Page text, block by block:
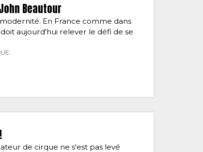
Beautour
En France comme dans
aujourd'hui relever le défi de se
de cirque ne s'est pas levé